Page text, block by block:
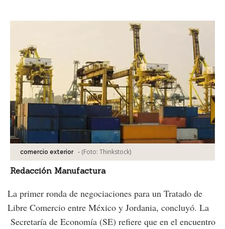
comercio exterior - (Foto: Thinkstock)
Redacción Manufactura
La primer ronda de negociaciones para un Tratado de
Libre Comercio entre México y Jordania, concluyó. La
Secretaría de Economía (SE) refiere que en el encuentro